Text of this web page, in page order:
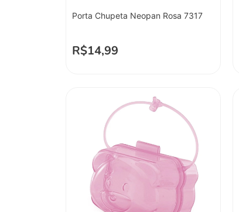
Porta Chupeta Neopan Rosa 7317
R$14,99